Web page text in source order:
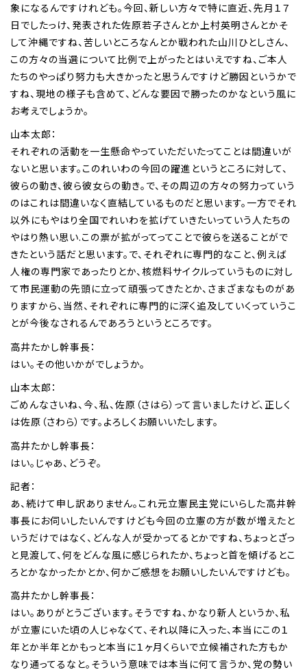
象になるんですけれども。今回、新しい方々で特に直近、先月１７
日でしたっけ、発表された佐原若子さんとか上村英明さんとかそ
して沖縄ですね、苦しいところなんとか戦われた山川ひとしさん、
この方々の当選について比例で上がったとはいえですね、ご本人
たちのやっぱり努力も大きかったと思うんですけど勝因というかで
すね、現地の様子も含めて、どんな要因で勝ったのかなという風に
お考えでしょうか。
山本太郎：
それぞれの活動を一生懸命やっていただいたってことは間違いが
ないと思います。このれいわの今回の躍進というところに対して、
彼らの動き、彼ら彼女らの動き。で、その周辺の方々の努力っていう
のはこれは間違いなく直結しているものだと思います。一方でそれ
以外にもやはり全国でれいわを拡げていきたいっていう人たちの
やはり熱い思い.この票が拡がってってことで彼らを送ることがで
きたという話だと思います。で、それぞれに専門的なこと、例えば
人権の専門家であったりとか、核燃料サイクルっていうものに対し
て市民運動の先頭に立って頑張ってきたとか、さまざまなものがあ
りますから、当然、それぞれに専門的に深く追及していくっていうこ
とが今後なされるんであろうというところです。
高井たかし幹事長：
はい。その他いかがでしょうか。
山本太郎：
ごめんなさいね、今、私、佐原（さはら）って言いましたけど、正しく
は佐原（さわら）です。よろしくお願いいたします。
高井たかし幹事長：
はい。じゃあ、どうぞ。
記者：
あ、続けて申し訳ありません。これ元立憲民主党にいらした高井幹
事長にお伺いしたいんですけども今回の立憲の方が数が増えたと
いうだけではなく、どんな人が受かってるとかですね、ちょっとざっ
と見渡して、何をどんな風に感じられたか、ちょっと首を傾げるとこ
ろとかなかったかとか、何かご感想をお願いしたいんですけども。
高井たかし幹事長：
はい。ありがとうございます。そうですね、かなり新人というか、私
が立憲にいた頃の人じゃなくて、それ以降に入った、本当にこの１
年とか半年とかもっと本当に１ヶ月くらいで立候補された方もか
なり通ってるなと。そういう意味では本当に何て言うか、党の勢い